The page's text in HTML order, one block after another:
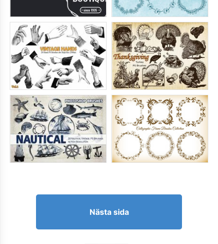
Nästa sida